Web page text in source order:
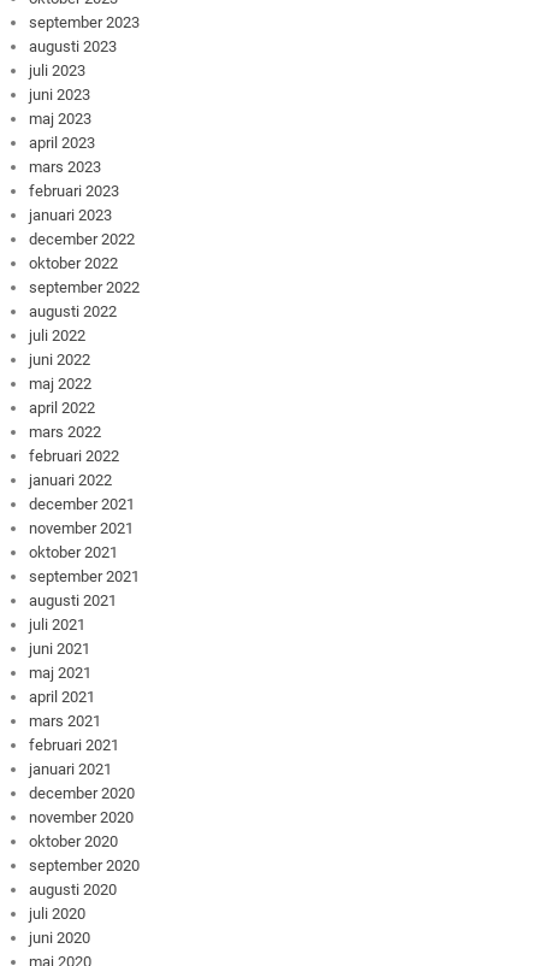
september 2023
augusti 2023
juli 2023
juni 2023
maj 2023
april 2023
mars 2023
februari 2023
januari 2023
december 2022
oktober 2022
september 2022
augusti 2022
juli 2022
juni 2022
maj 2022
april 2022
mars 2022
februari 2022
januari 2022
december 2021
november 2021
oktober 2021
september 2021
augusti 2021
juli 2021
juni 2021
maj 2021
april 2021
mars 2021
februari 2021
januari 2021
december 2020
november 2020
oktober 2020
september 2020
augusti 2020
juli 2020
juni 2020
maj 2020